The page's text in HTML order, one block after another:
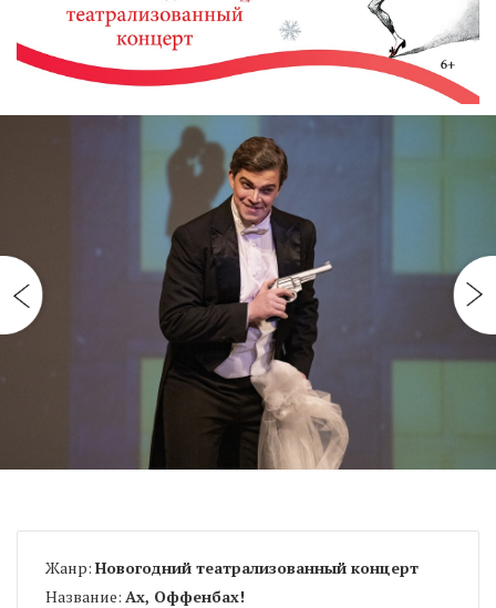
Жанр: Новогодний театрализованный концерт
Название: Ах, Оффенбах!